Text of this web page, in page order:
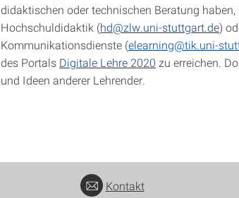
didaktischen oder technischen Beratung
Hochschuldidaktik (hd@zlw.uni-stuttgart.de)
Kommunikationsdienste (elearning@tik.uni-
des Portals Digitale Lehre 2020 zu erreichen.
und Ideen anderer Lehrender.
Kontakt